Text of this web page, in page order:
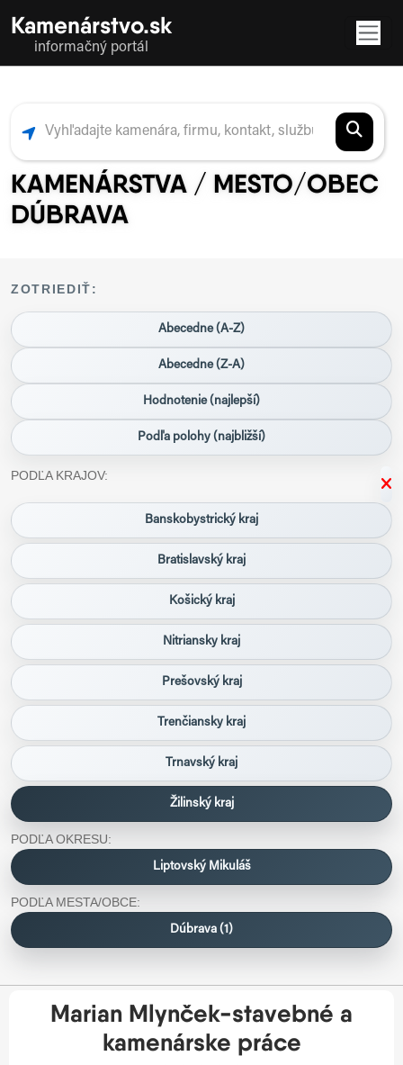
Kamenárstvo.sk
informačný portál
KAMENÁRSTVA / MESTO/OBEC
DÚBRAVA
ZOTRIEDIŤ:
Abecedne (A-Z)
Abecedne (Z-A)
Hodnotenie (najlepší)
Podľa polohy (najbližší)
PODĽA KRAJOV:
Banskobystrický kraj
Bratislavský kraj
Košický kraj
Nitriansky kraj
Prešovský kraj
Trenčiansky kraj
Trnavský kraj
Žilinský kraj
PODĽA OKRESU:
Liptovský Mikuláš
PODĽA MESTA/OBCE:
Dúbrava (1)
Marian Mlynček-stavebné a
kamenárske práce